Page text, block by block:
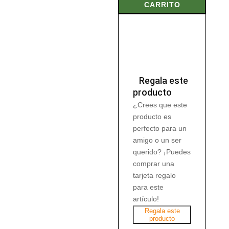
CARRITO
Regala este
producto
¿Crees que este
producto es
perfecto para un
amigo o un ser
querido? ¡Puedes
comprar una
tarjeta regalo
para este
artículo!
Regala este
producto